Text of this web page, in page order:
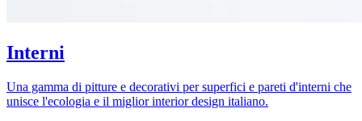
Interni
Una gamma di pitture e decorativi per superfici e pareti d'interni che
unisce l'ecologia e il miglior interior design italiano.